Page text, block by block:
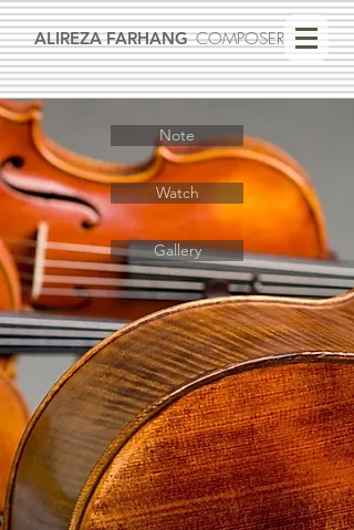
ALIREZA FARHANG COMPOSER
Note
Watch
Gallery